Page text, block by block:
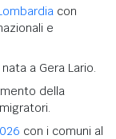
con
e
a Gera Lario.
della
con i comuni al